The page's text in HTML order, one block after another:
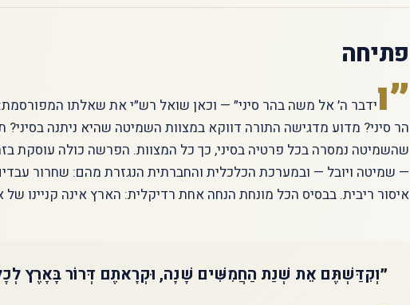
פתיחה
״וידבר ה׳ אל משה בהר סיני״ — וכאן שואל רש״י את שאלתו
הר סיני? מדוע מדגישה התורה דווקא במצוות השמיטה שהיא ניתנה
שהשמיטה נמסרה בכל פרטיה בסיני, כך כל המצוות. הפרשה כולה עוסקת
— שמיטה ויובל — ובמערכת הכלכלית והחברתית הנגזרת מהם: שחרור
איסור ריבית. בבסיס הכל מונחת הנחה אחת רדיקלית: הארץ אינה קניינו
״וְקִדַּשְׁתֶּם אֵת שְׁנַת הַחֲמִשִּׁים שָׁנָה, וּקְרָאתֶם דְּרוֹר בָּאָרֶץ